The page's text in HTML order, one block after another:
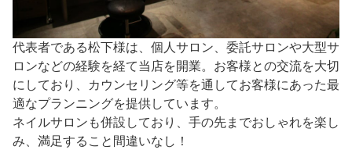
代表者である松下様は、個人サロン、委託サロンや大型サ
ロンなどの経験を経て当店を開業。お客様との交流を大切
にしており、カウンセリング等を通してお客様にあった最
適なプランニングを提供しています。
ネイルサロンも併設しており、手の先までおしゃれを楽し
み、満足すること間違いなし！